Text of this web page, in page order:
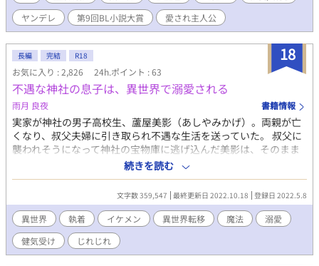
ハマっていたR-18BL小説「わがままな王子様は英雄様の虜」のわ
がまま故に廃嫡されてしまった元王太子ルークに生まれ変わって
しまったらしい。 しかもこのルークは叔父であるマクシミリアン
にこの後「監禁」「調教」「溺愛」という全く嬉しくない3連コン
ボを決められてしまう……いやだ！！！！そう思って逃げようと
試みるが、戦闘力がカンストの最強騎士団長であるマクシミリア
ンに叶うはずもなく…… ※一応溺愛ものですがハードなプレイが
ある予定なので苦手な方はご注意ください。また「※」は性的な
部分がある場合タイトルにつきます。また性的なシーンは割とあ
りますが本番まではゆっくりめです。
ヤンデレ
第9回BL小説大賞 愛され主人公
18
長編 完結 R18
お気に入り : 2,826 24h.ポイント : 63
不遇な神社の息子は、異世界で溺愛される
雨月 良夜 書籍情報
実家が神社の男子高校生、蘆屋美影（あしやみかげ）。両親が亡
くなり、叔父夫婦に引き取られ不遇な生活を送っていた。 叔父に
襲われそうになって神社の宝物庫に逃げ込んだ美影は、そのまま
眠ってしまう。目を覚ますと、精霊王と名乗る男が話しかけてき
た。 神社に封印されていた邪神が、俺のせいで異世界に逃げ込ん
だ。封印できるのは正当な血を引いた自分だけ。 異世界にトリッ
プした男子高校生が、邪神を封印する旅に出る話です。 騎士団長
（執着）×男子高校生（健気受け） シリアスな展開が多めです。
R18ぽい話には※マークをつけております。
続きを読む
文字数 359,547 最終更新日 2022.10.18 登録日 2022.5.8
異世界 執着 イケメン 異世界転移 魔法
溺愛
健気受け
じれじれ